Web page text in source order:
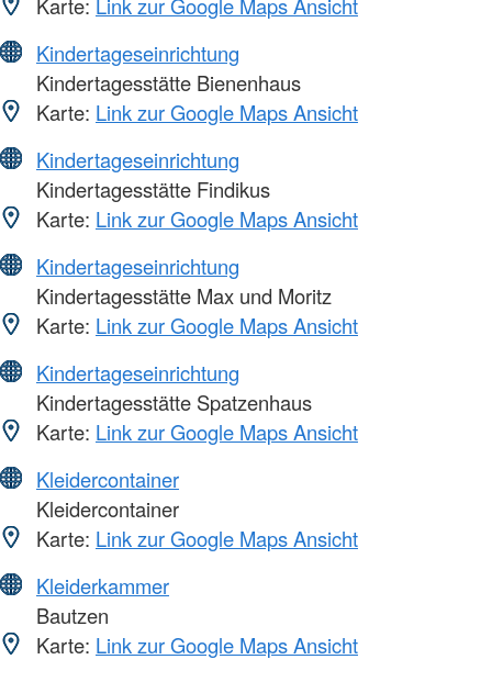
Kindertageseinrichtung
Kindertagesstätte Bienenhaus
Karte: Link zur Google Maps Ansicht
Kindertageseinrichtung
Kindertagesstätte Findikus
Karte: Link zur Google Maps Ansicht
Kindertageseinrichtung
Kindertagesstätte Max und Moritz
Karte: Link zur Google Maps Ansicht
Kindertageseinrichtung
Kindertagesstätte Spatzenhaus
Karte: Link zur Google Maps Ansicht
Kleidercontainer
Kleidercontainer
Karte: Link zur Google Maps Ansicht
Kleiderkammer
Bautzen
Karte: Link zur Google Maps Ansicht